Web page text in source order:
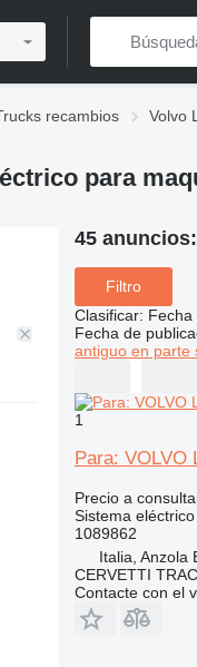
recambios Volvo
para
45 anuncios:
Filtro
Clasificar: Fecha
Fecha de
antiguo en parte
1
Para: VOLVO
Precio a
Sistema
1089862
Italia, Anzola
CERVETTI
Contacte con el